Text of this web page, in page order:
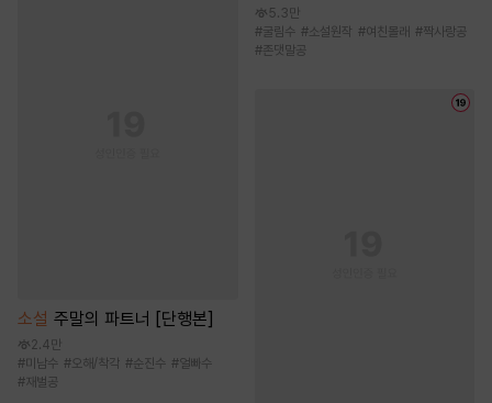
소설 주말의 파트너 [단행본]
2.4만
#미남수 #오해/착각 #순진수 #얼빠수
# 재벌공
5.3만
#굴림수 #소설원작 #여친몰래 #짝사랑공
#존댓말공